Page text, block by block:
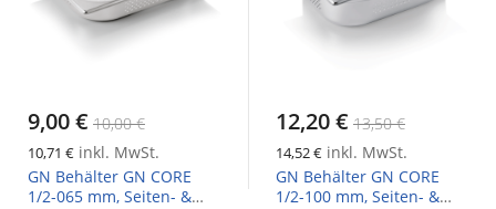
9,00 € 10,00 €
10,71 € inkl. MwSt.
GN Behälter GN CORE
1/2-065 mm, Seiten- &
12,20 € 13,50 €
14,52 € inkl. MwSt.
GN Behälter GN CORE
1/2-100 mm, Seiten- &